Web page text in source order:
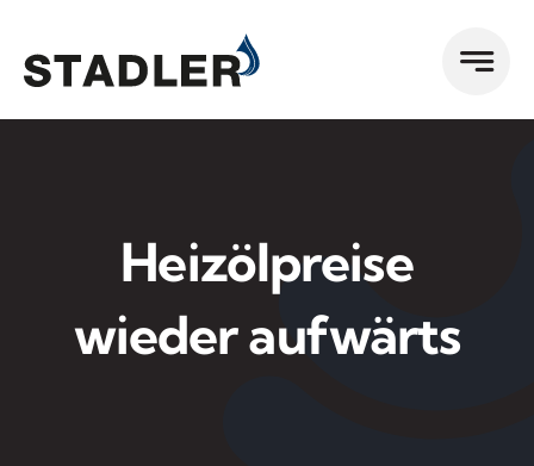
Inhalt
springen
Heizölpreise
wieder aufwärts